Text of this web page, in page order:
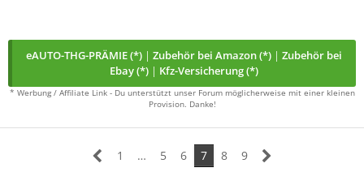
eAUTO-THG-PRÄMIE (*) | Zubehör bei Amazon (*) | Zubehör bei
Ebay (*) | Kfz-Versicherung (*)
* Werbung / Affiliate Link - Du unterstützt unser Forum möglicherweise mit einer kleinen
Provision. Danke!
1 … 5 6 7 8 9